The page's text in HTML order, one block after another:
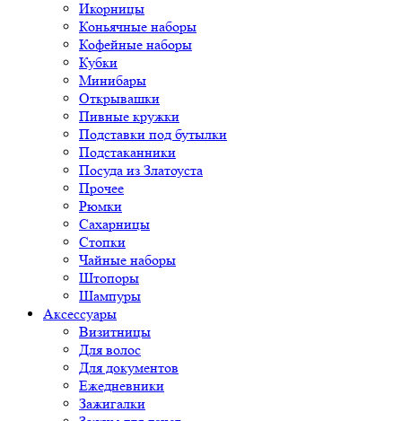
Икорницы
Коньячные наборы
Кофейные наборы
Кубки
Минибары
Открывашки
Пивные кружки
Подставки под бутылки
Подстаканники
Посуда из Златоуста
Прочее
Рюмки
Сахарницы
Стопки
Чайные наборы
Штопоры
Шампуры
Аксессуары
Визитницы
Для волос
Для документов
Ежедневники
Зажигалки